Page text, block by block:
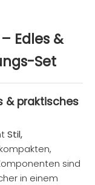
Edles &
Set
& praktisches
Stil,
sind
in einem